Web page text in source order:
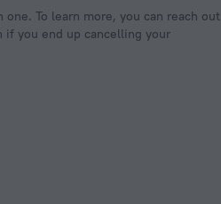
To learn more, you can reach out
you end up cancelling your